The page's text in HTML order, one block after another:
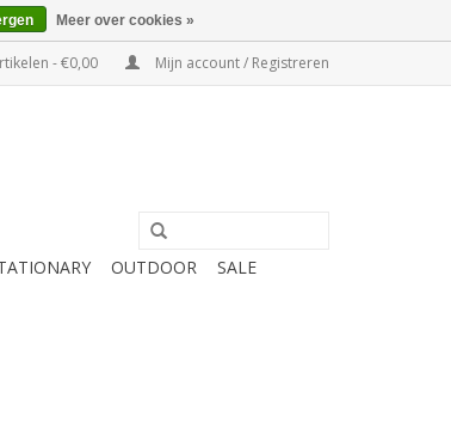
- €0,00 Mijn account / Registreren
OUTDOOR
SALE
Meer over cookies »